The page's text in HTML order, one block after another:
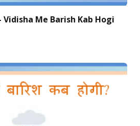
– Vidisha Me Barish Kab Hogi